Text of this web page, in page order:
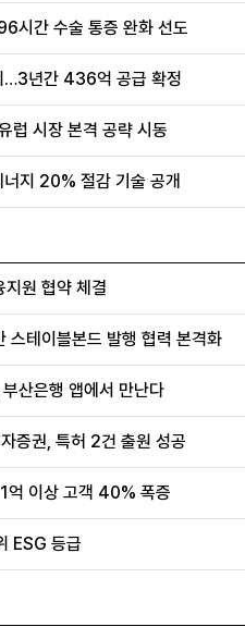
시간 수술 통증 완화 선도
…3년간 436억 공급 확정
럽 시장 본격 공략 시동
지 20% 절감 기술 공개
지원 협약 체결
스테이블본드 발행 협력 본격화
산은행 앱에서 만난다
증권, 특허 2건 출원 성공
억 이상 고객 40% 폭증
ESG 등급